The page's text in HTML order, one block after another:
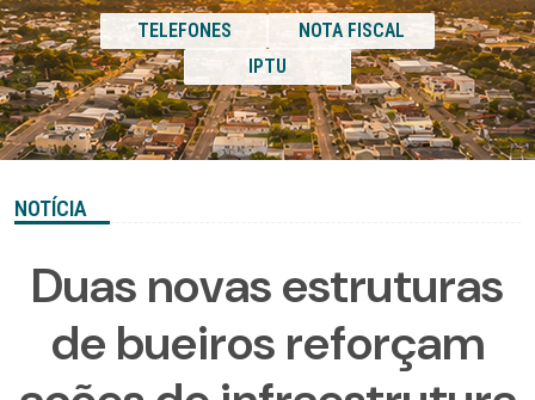
TELEFONES
NOTA FISCAL
IPTU
NOTÍCIA
Duas novas estruturas
de bueiros reforçam